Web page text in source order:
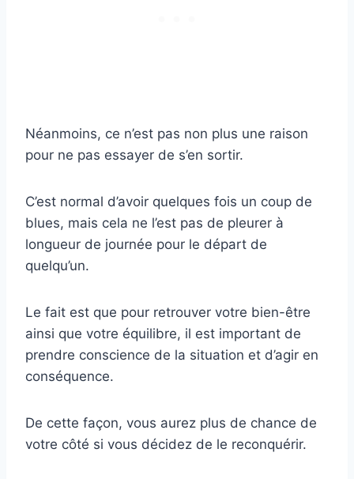
Néanmoins, ce n’est pas non plus une raison
pour ne pas essayer de s’en sortir.
C’est normal d’avoir quelques fois un coup de
blues, mais cela ne l’est pas de pleurer à
longueur de journée pour le départ de
quelqu’un.
Le fait est que pour retrouver votre bien-être
ainsi que votre équilibre, il est important de
prendre conscience de la situation et d’agir en
conséquence.
De cette façon, vous aurez plus de chance de
votre côté si vous décidez de le reconquérir.